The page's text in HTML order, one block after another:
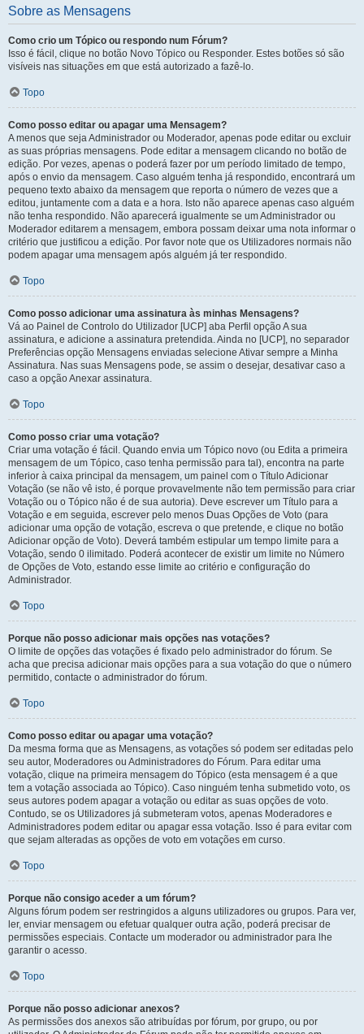
Sobre as Mensagens
Como crio um Tópico ou respondo num Fórum?
Isso é fácil, clique no botão Novo Tópico ou Responder. Estes botões só são
visíveis nas situações em que está autorizado a fazê-lo.
Topo
Como posso editar ou apagar uma Mensagem?
A menos que seja Administrador ou Moderador, apenas pode editar ou excluir
as suas próprias mensagens. Pode editar a mensagem clicando no botão de
edição. Por vezes, apenas o poderá fazer por um período limitado de tempo,
após o envio da mensagem. Caso alguém tenha já respondido, encontrará um
pequeno texto abaixo da mensagem que reporta o número de vezes que a
editou, juntamente com a data e a hora. Isto não aparece apenas caso alguém
não tenha respondido. Não aparecerá igualmente se um Administrador ou
Moderador editarem a mensagem, embora possam deixar uma nota informar o
critério que justificou a edição. Por favor note que os Utilizadores normais não
podem apagar uma mensagem após alguém já ter respondido.
Topo
Como posso adicionar uma assinatura às minhas Mensagens?
Vá ao Painel de Controlo do Utilizador [UCP] aba Perfil opção A sua
assinatura, e adicione a assinatura pretendida. Ainda no [UCP], no separador
Preferências opção Mensagens enviadas selecione Ativar sempre a Minha
Assinatura. Nas suas Mensagens pode, se assim o desejar, desativar caso a
caso a opção Anexar assinatura.
Topo
Como posso criar uma votação?
Criar uma votação é fácil. Quando envia um Tópico novo (ou Edita a primeira
mensagem de um Tópico, caso tenha permissão para tal), encontra na parte
inferior à caixa principal da mensagem, um painel com o Título Adicionar
Votação (se não vê isto, é porque provavelmente não tem permissão para criar
Votação ou o Tópico não é de sua autoria). Deve escrever um Título para a
Votação e em seguida, escrever pelo menos Duas Opções de Voto (para
adicionar uma opção de votação, escreva o que pretende, e clique no botão
Adicionar opção de Voto). Deverá também estipular um tempo limite para a
Votação, sendo 0 ilimitado. Poderá acontecer de existir um limite no Número
de Opções de Voto, estando esse limite ao critério e configuração do
Administrador.
Topo
Porque não posso adicionar mais opções nas votações?
O limite de opções das votações é fixado pelo administrador do fórum. Se
acha que precisa adicionar mais opções para a sua votação do que o número
permitido, contacte o administrador do fórum.
Topo
Como posso editar ou apagar uma votação?
Da mesma forma que as Mensagens, as votações só podem ser editadas pelo
seu autor, Moderadores ou Administradores do Fórum. Para editar uma
votação, clique na primeira mensagem do Tópico (esta mensagem é a que
tem a votação associada ao Tópico). Caso ninguém tenha submetido voto, os
seus autores podem apagar a votação ou editar as suas opções de voto.
Contudo, se os Utilizadores já submeteram votos, apenas Moderadores e
Administradores podem editar ou apagar essa votação. Isso é para evitar com
que sejam alteradas as opções de voto em votações em curso.
Topo
Porque não consigo aceder a um fórum?
Alguns fórum podem ser restringidos a alguns utilizadores ou grupos. Para ver,
ler, enviar mensagem ou efetuar qualquer outra ação, poderá precisar de
permissões especiais. Contacte um moderador ou administrador para lhe
garantir o acesso.
Topo
Porque não posso adicionar anexos?
As permissões dos anexos são atribuídas por fórum, por grupo, ou por